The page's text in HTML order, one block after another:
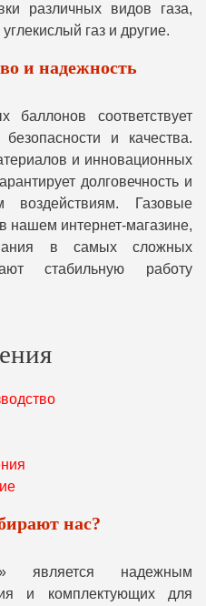
различных видов газа,
газ и другие.
и надежность
баллонов соответствует
и качества.
и инновационных
долговечность и
воздействиям. Газовые
нашем интернет-магазине,
в самых сложных
стабильную работу
нас?
является надежным
и комплектующих для